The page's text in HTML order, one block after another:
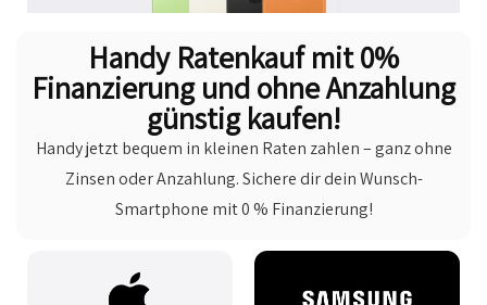
Handy Ratenkauf mit 0%
Finanzierung und ohne Anzahlung
günstig kaufen!
Handy jetzt bequem in kleinen Raten zahlen – ganz ohne
Zinsen oder Anzahlung. Sichere dir dein Wunsch-
Smartphone mit 0 % Finanzierung!